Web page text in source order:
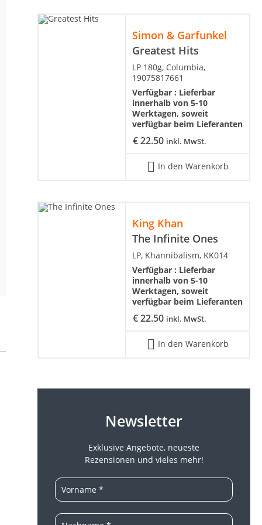
Simon & Garfunkel
Greatest Hits
€22.50 inkl. MwSt.
LP 180g, Columbia,
19075817661
Verfügbar : Lieferbar
innerhalb von 5-10
Werktagen, soweit
verfügbar beim Lieferanten
In den Warenkorb
King Khan
The Infinite Ones
€22.50 inkl. MwSt.
LP, Khannibalism, KK014
Verfügbar : Lieferbar
innerhalb von 5-10
Werktagen, soweit
verfügbar beim Lieferanten
In den Warenkorb
Newsletter
Exklusive Angebote, neueste
Rezensionen und vieles mehr!